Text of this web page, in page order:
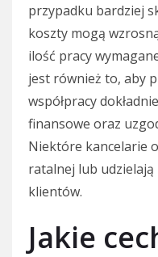
przypadku bardziej
koszty mogą
ilość pracy
jest również to, aby
współpracy
finansowe oraz
Niektóre kancelarie
ratalnej lub udzielają
klientów.
Jakie